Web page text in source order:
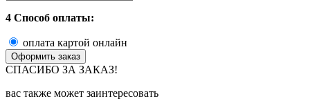
4 Способ оплаты:
оплата картой онлайн
СПАСИБО ЗА ЗАКАЗ!
вас также может заинтересовать